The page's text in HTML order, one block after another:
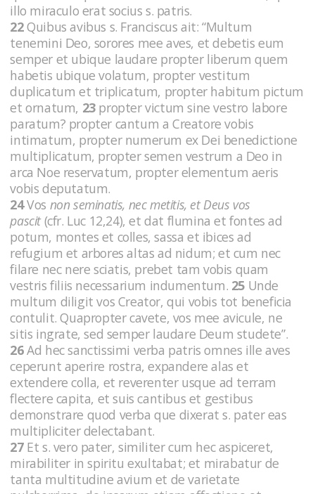
illo miraculo erat socius s. patris.
22Quibus avibus s. Franciscus ait: “Multum
tenemini Deo, sorores mee aves, et debetis eum
semper et ubique laudare propter liberum quem
habetis ubique volatum, propter vestitum
duplicatum et triplicatum, propter habitum pictum
et ornatum, 23 propter victum sine vestro labore
paratum? propter cantum a Creatore vobis
intimatum, propter numerum ex Dei benedictione
multiplicatum, propter semen vestrum a Deo in
arca Noe reservatum, propter elementum aeris
vobis deputatum.
24Vos non seminatis, nec metitis, et Deus vos
pascit(cfr. Luc 12,24), et dat flumina et fontes ad
potum, montes et colles, sassa et ibices ad
refugium et arbores altas ad nidum; et cum nec
filare nec nere sciatis, prebet tam vobis quam
vestris filiis necessarium indumentum. 25 Unde
multum diligit vos Creator, qui vobis tot beneficia
contulit. Quapropter cavete, vos mee avicule, ne
sitis ingrate, sed semper laudare Deum studete”.
26Ad hec sanctissimi verba patris omnes ille aves
ceperunt aperire rostra, expandere alas et
extendere colla, et reverenter usque ad terram
flectere capita, et suis cantibus et gestibus
demonstrare quod verba que dixerat s. pater eas
multipliciter delectabant.
27Et s. vero pater, similiter cum hec aspiceret,
mirabiliter in spiritu exultabat; et mirabatur de
tanta multitudine avium et de varietate